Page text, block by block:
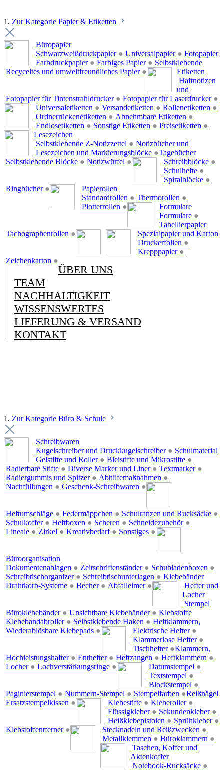
1. Zur Kategorie Papier & Etiketten
Büropapier
Schwarzweißdruckpapier ● Universalpapier ●
Farbdruckpapier ● Farbiges Papier ●
Recyceltes und umweltfreundliches Papier ●
Fotopapier
Fotopapier für Tintenstrahldrucker ● Fotopapier für Laserdrucker ●
Selbstklebende
Etiketten
Universaletiketten ● Versandetiketten ● Rollenetiketten ●
Ordnerrückenetiketten ● Abnehmbare Etiketten ●
Endlosetiketten ● Sonstige Etiketten ● Preisetiketten ●
Haftnotizen
und
Lesezeichen
Selbstklebende Z-Notizzettel ●
Lesezeichen und Markierungsblöcke ●
Selbstklebende Blöcke ● Notizwürfel ●
Notizbücher und
Tagebücher
Schreibblöcke ●
Schulhefte ●
Spiralblöcke ●
Ringbücher ●
Papierollen
Standardrollen ● Thermorollen ●
Plotterrollen ●
Formulare
Formulare ●
Tachographenrollen ●
Tabellierpapier
Spezialpapier und Karton
Druckerfolien ●
Krepppapier ●
Zeichenkarton ●
ÜBER UNS
TEAM
NACHHALTIGKEIT
WISSENSWERTES
LIEFERUNG & VERSAND
KONTAKT
1. Zur Kategorie Büro & Schule
Schreibwaren
Kugelschreiber und Druckkugelschreiber ●
Gelstifte und Roller ● Bleistifte und Mikrostifte ●
Radierbare Stifte ● Diverse Marker und Liner ● Textmarker ●
Radiergummis und Spitzer ● Abhilfemaßnahmen ●
Nachfüllungen ● Geschenk-Schreibwaren ●
Schulmaterial
Heftumschläge ● Federmäppchen ● Schulranzen und Rucksäcke ●
Schulkoffer ● Heftboxen ● Scheren ● Schneidezubehör ●
Lineale ● Zirkel ● Kreativbedarf ● Sonstiges ●
Büroorganisation
Dokumentenablagen ● Zeitschriftenständer ● Schubladenboxen ●
Schreibtischorganizer ● Schreibtischunterlagen ●
Drahtkorb-Systeme ● Becher ● Abfalleimer ●
Klebebänder
Büroklebebänder ● Unsichtbare Klebebänder ●
Klebebandabroller ● Selbstklebende Haken ●
Wiederablösbare Klebepads ●
Hefter und
Locher
Elektrische Hefter ●
Klammerlose Hefter ●
Tischhefter ●
Hochleistungshafter ● Enthefter ● Heftzangen ● Heftklammern ●
Locher ● Lochverstärkungsringe ●
Stempel
Datumstempel ●
Textstempel ●
Blockstempel ●
Paginierstempel ● Nummern-Stempel ● Stempelfarben ●
Ersatzstempelkissen ●
Klebstoffe
Klebestifte ● Kleberoller ●
Flüssigkleber ● Sekundenkleber ●
Heißklebepistolen ● Sprühkleber ●
Klebstoffentferner ●
Heftklammern,
Klammern,
Reißnägel
Stecknadeln und Reißzwecken ●
Metallklemmen ● Büroklammern ●
Taschen, Koffer und
Aktenkoffer
Notebook-Rucksäcke ●